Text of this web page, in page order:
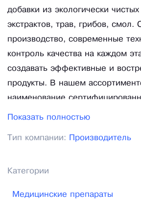
добавки из экологически
экстрактов, трав, грибов, смол.
производство, современные
контроль качества на каждом
создавать эффективные и
продукты. В нашем
наименование
здоровья. 40+ готовых
леденцы от кашля и пр. СГР,
экстракты любой сложности по
индивидуальную рецептуру
Показать полностью
Тип компании: Производитель
Категории
Медицинские препараты